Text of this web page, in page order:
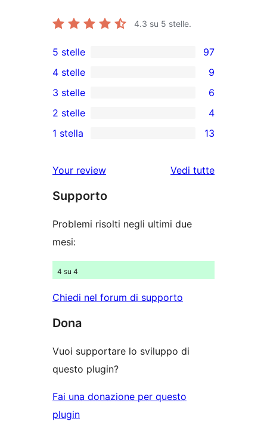
4.3 su 5 stelle.
97
recensioni
a
5-
stelle
5 stelle 97
recensioni
a
4-
4 stelle 9
6
recensioni
a
stelle
3 stelle 6
recensioni
2-
stelle
2 stelle 4
13
a
1-
1 stella 13
Your review Vedi tuttele
Supporto
Problemi risolti negli ultimi due
mesi:
4 su 4
Chiedi nel forum di supporto
Dona
Vuoi supportare lo sviluppo di
questo plugin?
Fai una donazione per questo
plugin